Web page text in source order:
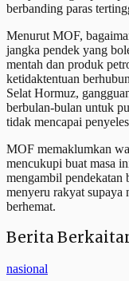
berbanding paras
Menurut MOF,
jangka pendek yang
mentah dan produk
ketidaktentuan
Selat Hormuz,
berbulan-bulan untuk
tidak mencapai
MOF memaklumkan
mencukupi buat masa
mengambil pendekatan
menyeru rakyat supaya
berhemat.
Berita
nasional